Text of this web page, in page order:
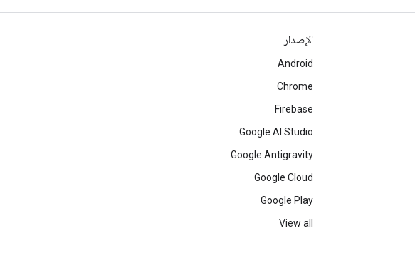
الإصدار
Android
Chrome
Firebase
Google AI Studio
Google Antigravity
Google Cloud
Google Play
View all